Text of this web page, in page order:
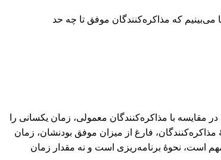
می‌بینیم که مذاکره‌کنندگان موفق تا چه حد
با مذاکره‌کنندگان معمولی، زمان یکسانی را
فارغ از میزان موفق بودنشان، زمان
است، نحوۀ برنامه‌ریزی است و نه مقدار زمان